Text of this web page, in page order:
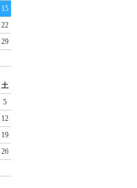
15
22
29
土
5
12
19
26